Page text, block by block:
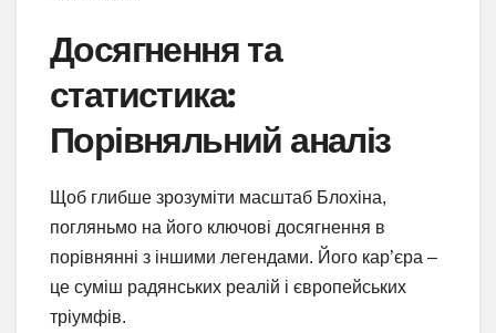
Досягнення та
статистика:
Порівняльний аналіз
Щоб глибше зрозуміти масштаб Блохіна,
погляньмо на його ключові досягнення в
порівнянні з іншими легендами. Його кар’єра –
це суміш радянських реалій і європейських
тріумфів.